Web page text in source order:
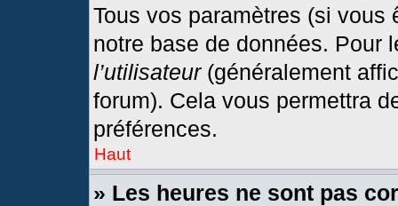
Tous vos paramètres (si
notre base de données. Pour
l’utilisateur(généralement
forum). Cela vous permettra
préférences.
Haut
» Les heures ne sont pas